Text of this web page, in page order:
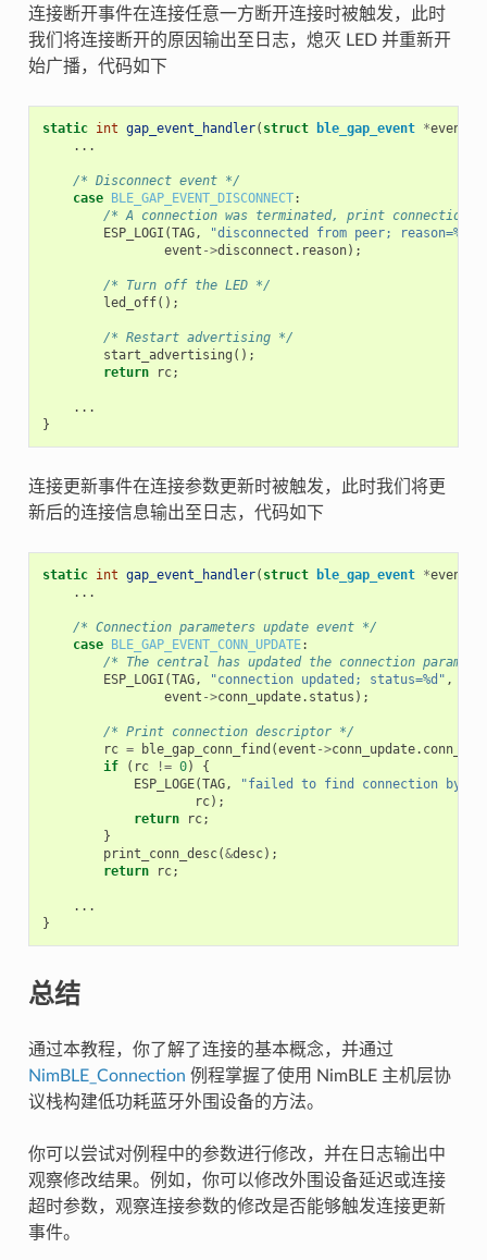
连接断开事件在连接任意一方断开连接时被触发，此时
我们将连接断开的原因输出至日志，熄灭 LED 并重新开
始广播，代码如下
static int gap_event_handler( struct ble_gap_event *event
...
/* Disconnect event */
case
BLE_GAP_EVENT_DISCONNECT:
/* A connection was terminated, print connection
ESP_LOGI (TAG, "disconnected from peer; reason=%d"
event ->disconnect . reason);
/* Turn off the LED */
led_off();
/* Restart advertising */
start_advertising ();
return
rc;
...
}
连接更新事件在连接参数更新时被触发，此时我们将更
新后的连接信息输出至日志，代码如下
static int gap_event_handler( struct ble_gap_event *event
...
/* Connection parameters update event */
case
BLE_GAP_EVENT_CONN_UPDATE:
/* The central has updated the connection
ESP_LOGI (TAG, "connection updated; status=%d" ,
event ->conn_update. status );
/* Print connection descriptor */
rc = ble_gap_conn_find (event ->conn_update.
if
( rc != 0)
{
ESP_LOGE(TAG,
"failed to find connection by
rc);
return
rc;
}
print_conn_desc(&desc);
return
rc;
...
}
总结
通过本教程，你了解了连接的基本概念，并通过
NimBLE_Connection 例程掌握了使用 NimBLE 主机层协
议栈构建低功耗蓝牙外围设备的方法。
你可以尝试对例程中的参数进行修改，并在日志输出中
观察修改结果。例如，你可以修改外围设备延迟或连接
超时参数，观察连接参数的修改是否能够触发连接更新
事件。